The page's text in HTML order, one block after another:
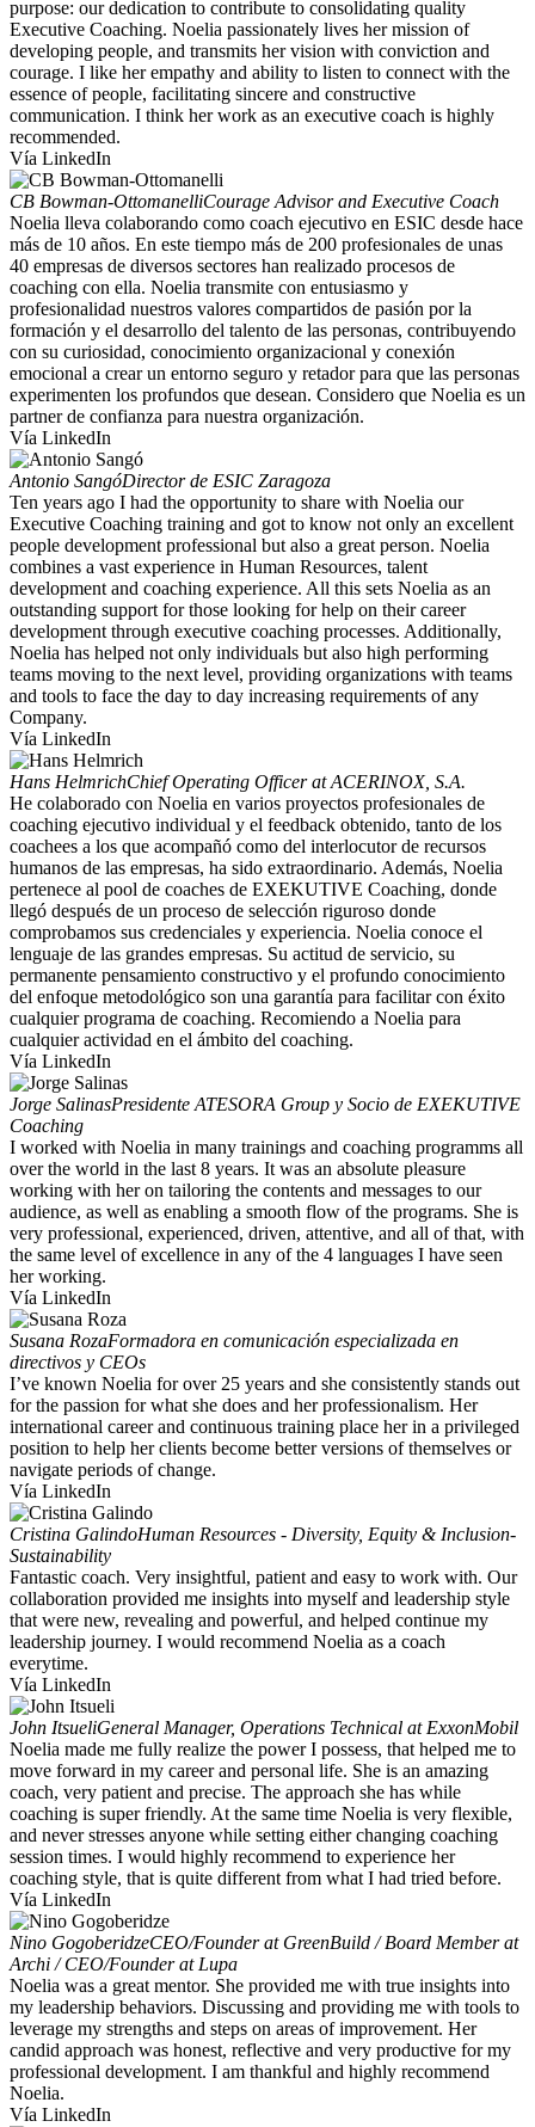
purpose: our dedication to contribute to consolidating quality
Executive Coaching. Noelia passionately lives her mission of
developing people, and transmits her vision with conviction and
courage. I like her empathy and ability to listen to connect with the
essence of people, facilitating sincere and constructive
communication. I think her work as an executive coach is highly
recommended.
Vía LinkedIn
CB Bowman-OttomanelliCourage Advisor and Executive Coach
Noelia lleva colaborando como coach ejecutivo en ESIC desde hace
más de 10 años. En este tiempo más de 200 profesionales de unas
40 empresas de diversos sectores han realizado procesos de
coaching con ella. Noelia transmite con entusiasmo y
profesionalidad nuestros valores compartidos de pasión por la
formación y el desarrollo del talento de las personas, contribuyendo
con su curiosidad, conocimiento organizacional y conexión
emocional a crear un entorno seguro y retador para que las personas
experimenten los profundos que desean. Considero que Noelia es un
partner de confianza para nuestra organización.
Vía LinkedIn
Antonio SangóDirector de ESIC Zaragoza
Ten years ago I had the opportunity to share with Noelia our
Executive Coaching training and got to know not only an excellent
people development professional but also a great person. Noelia
combines a vast experience in Human Resources, talent
development and coaching experience. All this sets Noelia as an
outstanding support for those looking for help on their career
development through executive coaching processes. Additionally,
Noelia has helped not only individuals but also high performing
teams moving to the next level, providing organizations with teams
and tools to face the day to day increasing requirements of any
Company.
Vía LinkedIn
Hans HelmrichChief Operating Officer at ACERINOX, S.A.
He colaborado con Noelia en varios proyectos profesionales de
coaching ejecutivo individual y el feedback obtenido, tanto de los
coachees a los que acompañó como del interlocutor de recursos
humanos de las empresas, ha sido extraordinario. Además, Noelia
pertenece al pool de coaches de EXEKUTIVE Coaching, donde
llegó después de un proceso de selección riguroso donde
comprobamos sus credenciales y experiencia. Noelia conoce el
lenguaje de las grandes empresas. Su actitud de servicio, su
permanente pensamiento constructivo y el profundo conocimiento
del enfoque metodológico son una garantía para facilitar con éxito
cualquier programa de coaching. Recomiendo a Noelia para
cualquier actividad en el ámbito del coaching.
Vía LinkedIn
Jorge SalinasPresidente ATESORA Group y Socio de EXEKUTIVE
Coaching
I worked with Noelia in many trainings and coaching programms all
over the world in the last 8 years. It was an absolute pleasure
working with her on tailoring the contents and messages to our
audience, as well as enabling a smooth flow of the programs. She is
very professional, experienced, driven, attentive, and all of that, with
the same level of excellence in any of the 4 languages I have seen
her working.
Vía LinkedIn
Susana RozaFormadora en comunicación especializada en
directivos y CEOs
I’ve known Noelia for over 25 years and she consistently stands out
for the passion for what she does and her professionalism. Her
international career and continuous training place her in a privileged
position to help her clients become better versions of themselves or
navigate periods of change.
Vía LinkedIn
Cristina GalindoHuman Resources - Diversity, Equity & Inclusion-
Sustainability
Fantastic coach. Very insightful, patient and easy to work with. Our
collaboration provided me insights into myself and leadership style
that were new, revealing and powerful, and helped continue my
leadership journey. I would recommend Noelia as a coach
everytime.
Vía LinkedIn
John ItsueliGeneral Manager, Operations Technical at ExxonMobil
Noelia made me fully realize the power I possess, that helped me to
move forward in my career and personal life. She is an amazing
coach, very patient and precise. The approach she has while
coaching is super friendly. At the same time Noelia is very flexible,
and never stresses anyone while setting either changing coaching
session times. I would highly recommend to experience her
coaching style, that is quite different from what I had tried before.
Vía LinkedIn
Nino GogoberidzeCEO/Founder at GreenBuild / Board Member at
Archi / CEO/Founder at Lupa
Noelia was a great mentor. She provided me with true insights into
my leadership behaviors. Discussing and providing me with tools to
leverage my strengths and steps on areas of improvement. Her
candid approach was honest, reflective and very productive for my
professional development. I am thankful and highly recommend
Noelia.
Vía LinkedIn